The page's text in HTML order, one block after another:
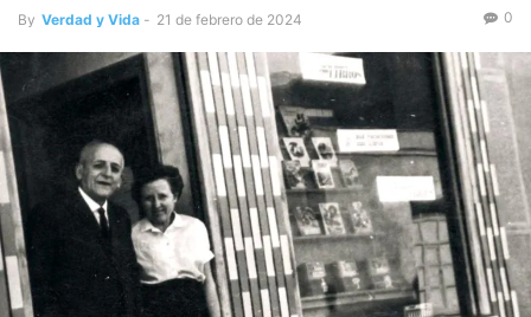
By Verdad y Vida - 21 de febrero de 2024 0